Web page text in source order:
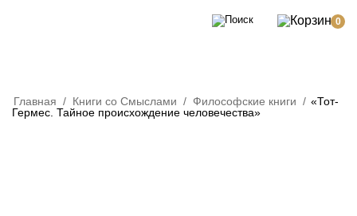
0
Главная / Книги со Смыслами / Философские книги / «Тот-
Гермес. Тайное происхождение человечества»